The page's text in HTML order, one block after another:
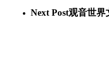
Next Post观音世界